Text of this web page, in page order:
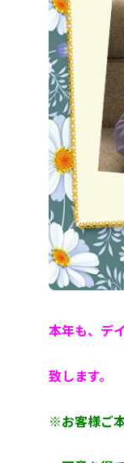
本年も、デ
致します。
※お客